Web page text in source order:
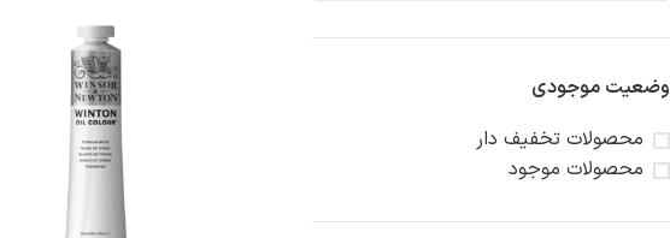
وضعیت موجودی
محصولات تخفیف دار
محصولات موجود